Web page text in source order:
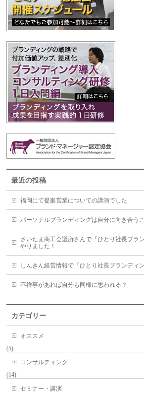
最近の投稿
福岡にて提案営業についての講演でした
パーソナルブランディングは自分に向き合う
さいたま商工会議所さんで『ひとり社長ブラ
やりました！
しんきん経営情報で『ひとり社長ブランディ
不祥事があれば自分も同様に思われる？
カテゴリー
オススメ
(5)
コンサルティング
(14)
セミナー・講演